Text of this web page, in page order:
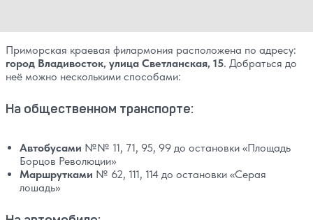
Приморская краевая филармония расположена по адресу:
город Владивосток, улица Светланская, 15. Добраться до
неё можно несколькими способами:
На общественном транспорте:
Автобусами №№ 11, 71, 95, 99 до остановки «Площадь
Борцов Революции»
Маршрутками № 62, 111, 114 до остановки «Серая
лошадь»